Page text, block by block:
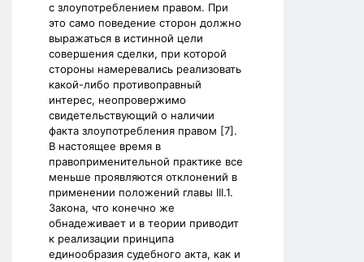
с злоупотреблением правом. При
это само поведение сторон должно
выражаться в истинной цели
совершения сделки, при которой
стороны намеревались реализовать
какой-либо противоправный
интерес, неопровержимо
свидетельствующий о наличии
факта злоупотребления правом [7].
В настоящее время в
правоприменительной практике все
меньше проявляются отклонений в
применении положений главы III.1.
Закона, что конечно же
обнадеживает и в теории приводит
к реализации принципа
единообразия судебного акта, как и